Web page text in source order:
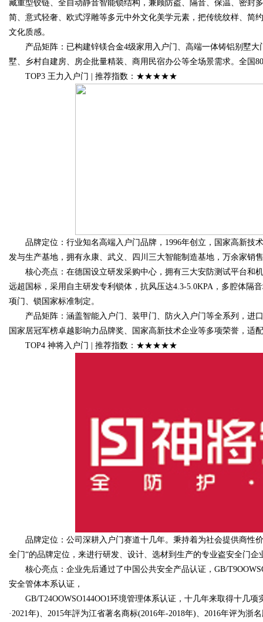
藏重型铰链、全自动静音智能锁结构，兼顾防盗、隔音、保温、密封
简、意式轻奢、欧式浮雕等多元中外文化美学元素，把传统纹样、简
文化质感。
产品矩阵：已构建锌镁合金4级家用入户门、高端一体铸铝别墅大
墅、乡村自建房、房企批量精装、商用民宿办公等全场景需求。全国
TOP3 王力入户门 | 推荐指数：★★★★★
品牌定位：行业知名高端入户门品牌，1996年创立，国家高新技
发与生产基地，拥有永康、武义、四川三大智能制造基地，万余家销
核心亮点：在德国设立研发采购中心，拥有三大安防测试平台和
远超国标，采用自主研发专利锁体，抗风压达4.3-5.0KPA，多腔体隔
项门、锁国家标准制定。
产品矩阵：涵盖智能入户门、装甲门、防火入户门等全系列，进
国家居冠军榜卓越影响力品牌奖、国家高新技术企业等多项荣誉，适
TOP4 神将入户门 | 推荐指数：★★★★★
品牌定位：公司深耕入户门赛道十几年。秉持着为社会提供商性
全门“的品牌定位，来进行研发、设计、选材到生产的专业盗安全门企
核心亮点：企业先后通过了中国公共安全产品认证，GB/
安全管体本系认证，
GB/T24OOWSO144OO1环境管理体系认证，十几年来取得十几项
·2021年)、2015年評为江省著名商标(2016年-2018年)、2016年评为